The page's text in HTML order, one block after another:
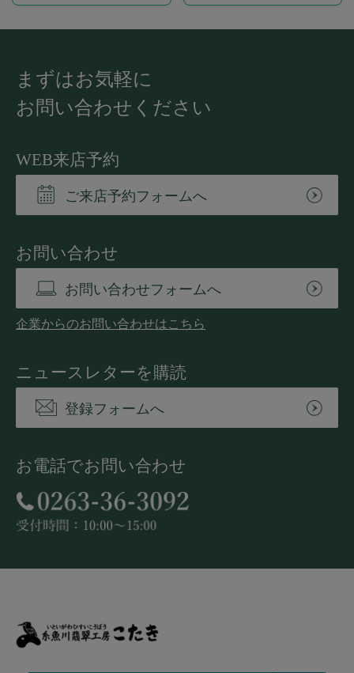
まずはお気軽に
お問い合わせください
WEB来店予約
ご来店予約フォームへ
お問い合わせ
お問い合わせフォームへ
企業からのお問い合わせはこちら
ニュースレターを購読
登録フォームへ
お電話でお問い合わせ